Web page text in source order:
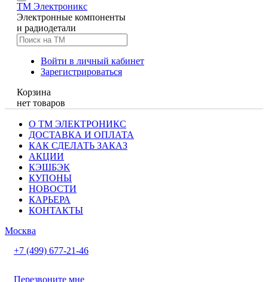
TM Электроникс
Электронные компоненты
и радиодетали
Войти в личный кабинет
Зарегистрироваться
Корзина
нет товаров
О ТМ ЭЛЕКТРОНИКС
ДОСТАВКА И ОПЛАТА
КАК СДЕЛАТЬ ЗАКАЗ
АКЦИИ
КЭШБЭК
КУПОНЫ
НОВОСТИ
КАРЬЕРА
КОНТАКТЫ
Москва
+7 (499) 677-21-46
Перезвоните мне